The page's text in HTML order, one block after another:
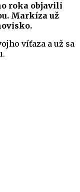
roka objavili
Markíza už
víťaza a už sa